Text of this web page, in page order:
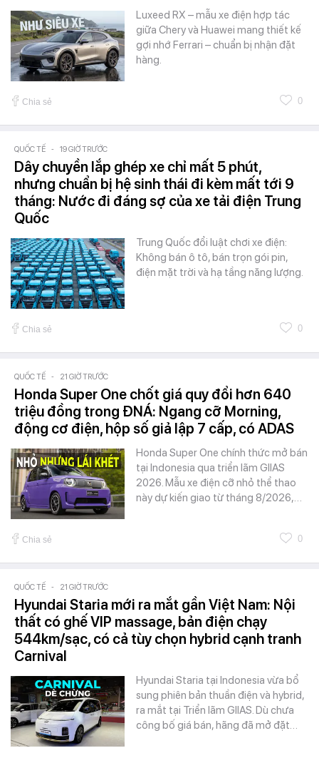
Luxeed RX – mẫu xe điện hợp tác
giữa Chery và Huawei mang thiết kế
gợi nhớ Ferrari – chuẩn bị nhận đặt
hàng.
Chia sẻ 0
QUỐC TẾ - 19 GIỜ TRƯỚC
Dây chuyền lắp ghép xe chỉ mất 5 phút,
nhưng chuẩn bị hệ sinh thái đi kèm mất tới 9
tháng: Nước đi đáng sợ của xe tải điện Trung
Quốc
Trung Quốc đổi luật chơi xe điện:
Không bán ô tô, bán trọn gói pin,
điện mặt trời và hạ tầng năng lượng.
Chia sẻ 0
QUỐC TẾ - 21 GIỜ TRƯỚC
Honda Super One chốt giá quy đổi hơn 640
triệu đồng trong ĐNÁ: Ngang cỡ Morning,
động cơ điện, hộp số giả lập 7 cấp, có ADAS
Honda Super One chính thức mở bán
tại Indonesia qua triển lãm GIIAS
2026. Mẫu xe điện cỡ nhỏ thể thao
này dự kiến giao từ tháng 8/2026,…
Chia sẻ 0
QUỐC TẾ - 21 GIỜ TRƯỚC
Hyundai Staria mới ra mắt gần Việt Nam: Nội
thất có ghế VIP massage, bản điện chạy
544km/sạc, có cả tùy chọn hybrid cạnh tranh
Carnival
Hyundai Staria tại Indonesia vừa bổ
sung phiên bản thuần điện và hybrid,
ra mắt tại Triển lãm GIIAS. Dù chưa
công bố giá bán, hãng đã mở đặt…